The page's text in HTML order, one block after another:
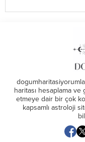
haritası hesaplama ve
etmeye dair bir çok
kapsamlı astroloji